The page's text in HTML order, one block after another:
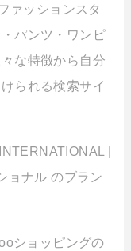
ァッションスタ
パンツ・ワンピ
な特徴から自分
られる検索サイ
|
ョナル のブラン
ショッピングの